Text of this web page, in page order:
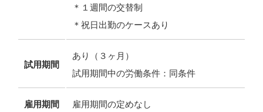
＊１週間の交替制
＊祝日出勤のケースあり
試用期間
あり（３ヶ月）
試用期間中の労働条件：同条件
雇用期間 雇用期間の定めなし